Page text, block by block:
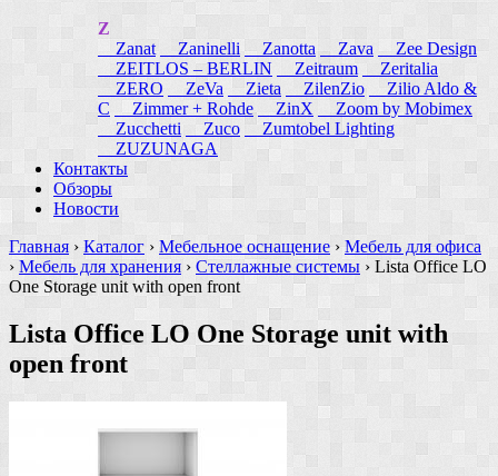
Z
Zanat
Zaninelli Zanotta Zava
Zee Design
ZEITLOS – BERLIN
Zeitraum
Zeritalia
ZERO
ZeVa Zieta ZilenZio
Zilio Aldo &
C
Zimmer + Rohde ZinX
Zoom by Mobimex
Zucchetti
Zuco
Zumtobel Lighting
ZUZUNAGA
Контакты
Обзоры
Новости
Главная › Каталог › Мебельное оснащение › Мебель для офиса
› Мебель для хранения › Стеллажные системы › Lista Office LO
One Storage unit with open front
Lista Office LO One Storage unit with
open front